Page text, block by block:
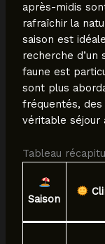
après-midis
rafraîchir la
saison est
recherche d’un
faune est
sont plus
fréquentés,
véritable séjour
Tableau
Saison